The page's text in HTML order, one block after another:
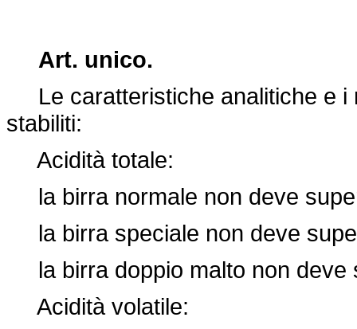
Art. unico.
Le caratteristiche analitiche e i
stabiliti:
Acidità totale:
la birra normale non deve
la birra speciale non deve
la birra doppio malto non deve
Acidità volatile: